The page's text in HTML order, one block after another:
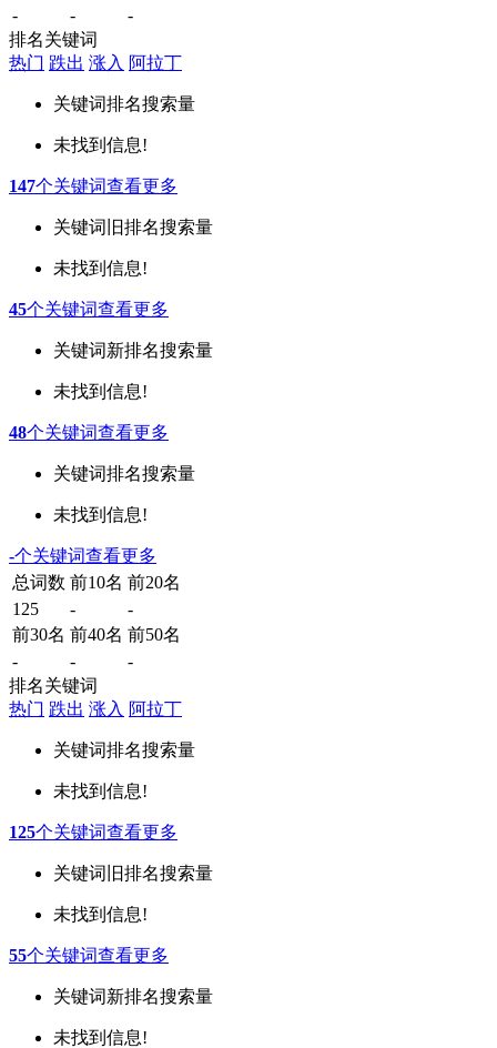
- -
-
排名关键词
热门 跌出 涨入 阿拉丁
关键词排名搜索量
未找到信息!
147个关键词查看更多
关键词 旧排名搜索量
未找到信息!
45个关键词查看更多
关键词新排名搜索量
未找到信息!
48个关键词查看更多
关键词排名搜索量
未找到信息!
-个关键词查看更多
总词数 前10名 前20名
125
-
-
前30名 前40名 前50名
-
-
-
排名关键词
热门 跌出 涨入 阿拉丁
关键词排名搜索量
未找到信息!
125个关键词查看更多
关键词 旧排名搜索量
未找到信息!
55个关键词查看更多
关键词新排名搜索量
未找到信息!